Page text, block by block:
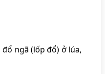
ngã (lốp đổ) ở lúa,